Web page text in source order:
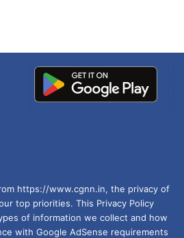
https://www.cgnn.in, the privacy of
top priorities. This Privacy Policy
of information we collect and how
with Google AdSense requirements